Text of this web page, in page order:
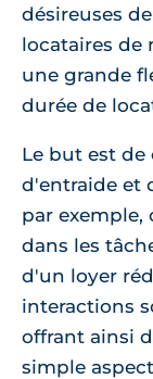
désireuses
locataires de
une grande
durée de
Le but est
d'entraide et
par exemple,
dans les
d'un loyer
interactions
offrant ainsi
simple